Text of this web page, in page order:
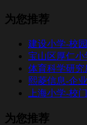
为您推荐
建设小学-校
宝山区厚仁小
体育科学研究
熙菱信息-企
上海小学-校
为您推荐